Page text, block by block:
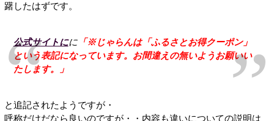
躇したはずです。
公式サイトにに「※じゃらんは「ふるさとお得クーポン」
という表記になっています。お間違えの無いようお願いい
たします。」
と追記されたようですが・
呼称だけだなら良いのですが・・内容も違いについての説明は